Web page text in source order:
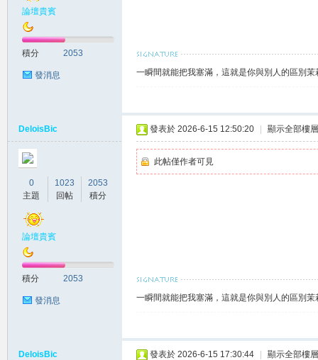
論壇貴賓
積分 2053
發消息 一瞬間就能把我塞滿，這就是你與別人的區別茉
DeloisBic
0
主題
1023
回帖
2053
積分
論壇貴賓
積分 2053
發消息
發表於 2026-6-15 12:50:20 顯示全部樓層
此帖僅作者可見
一瞬間就能把我塞滿，這就是你與別人的區別茉
DeloisBic 發表於 2026-6-15 17:30:44 顯示全部樓層